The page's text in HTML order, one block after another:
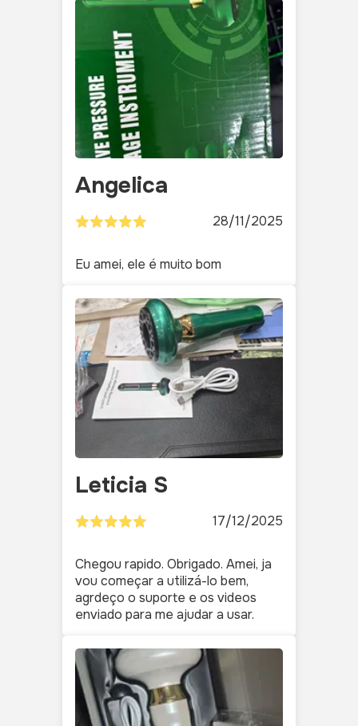
Angelica
28/11/2025
Eu amei, ele é muito bom
Leticia S
17/12/2025
Chegou rapido. Obrigado. Amei, ja
vou começar a utilizá-lo bem,
agrdeço o suporte e os videos
enviado para me ajudar a usar.